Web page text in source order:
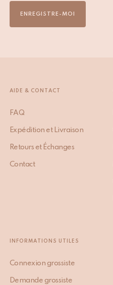
ENREGISTRE-MOI
AIDE & CONTACT
FAQ
Expédition et Livraison
Retours et Échanges
Contact
INFORMATIONS UTILES
Connexion grossiste
Demande grossiste